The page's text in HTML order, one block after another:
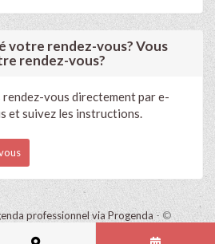
votre rendez-vous? Vous
rendez-vous?
rendez-vous directement par e-
et suivez les instructions.
professionnel via Progenda - ©